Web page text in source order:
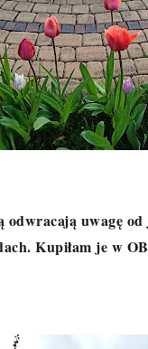
uwagę
Kupiłam je w